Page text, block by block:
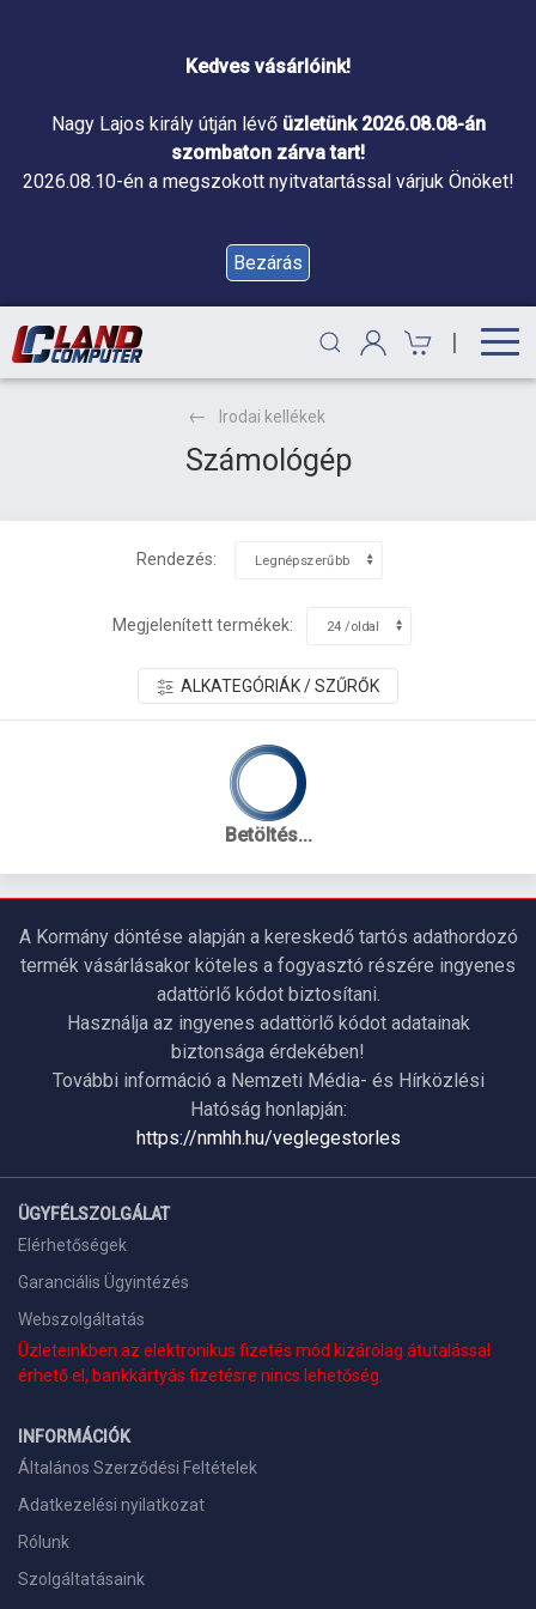
Kedves vásárlóink!
Nagy Lajos király útján lévő üzletünk 2026.08.08-án
szombaton zárva tart!
2026.08.10-én a megszokott nyitvatartással várjuk Önöket!
Bezárás
|
Irodai kellékek
Számológép
Rendezés:
Megjelenített termékek:
ALKATEGÓRIÁK / SZŰRŐK
Betöltés...
A Kormány döntése alapján a kereskedő tartós adathordozó
termék vásárlásakor köteles a fogyasztó részére ingyenes
adattörlő kódot biztosítani.
Használja az ingyenes adattörlő kódot adatainak
biztonsága érdekében!
További információ a Nemzeti Média- és Hírközlési
Hatóság honlapján:
https://nmhh.hu/veglegestorles
ÜGYFÉLSZOLGÁLAT
Elérhetőségek
Garanciális Ügyintézés
Webszolgáltatás
Üzleteinkben az elektronikus fizetés mód kizárólag átutalással
érhető el, bankkártyás fizetésre nincs lehetőség.
INFORMÁCIÓK
Általános Szerződési Feltételek
Adatkezelési nyilatkozat
Rólunk
Szolgáltatásaink